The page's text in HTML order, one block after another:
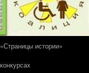
истории»